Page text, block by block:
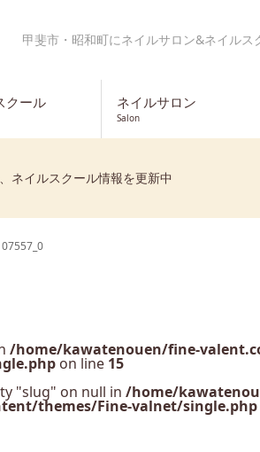
甲斐市・昭和町にネイルサロン&ネイルス
クール ネイルサロン
Salon
ネイルスクール情報を更新中
/home/kawatenouen/fine-
on line 15
"slug" on null in /home/
themes/Fine-valnet/single.php